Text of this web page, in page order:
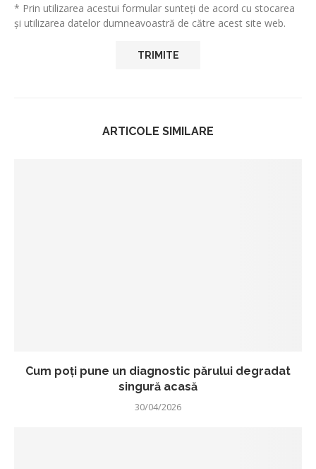
* Prin utilizarea acestui formular sunteți de acord cu stocarea
și utilizarea datelor dumneavoastră de către acest site web.
ARTICOLE SIMILARE
Cum poți pune un diagnostic părului degradat
singură acasă
30/04/2026